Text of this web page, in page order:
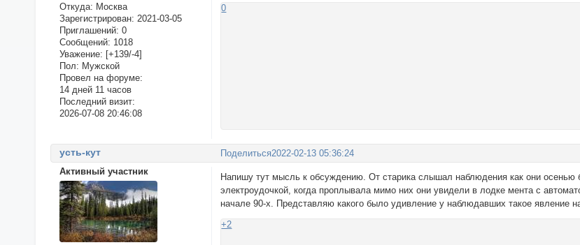
Откуда: Москва
Зарегистрирован: 2021-03-05
Приглашений: 0
Сообщений: 1018
Уважение: [+139/-4]
Пол: Мужской
Провел на форуме:
14 дней 11 часов
Последний визит:
2026-07-08 20:46:08
0
Поделиться2022-02-13 05:36:24
усть-кут
Активный участник
Напишу тут мысль к обсуждению. От старика слышал наблюдения как они
электроудочкой, когда проплывала мимо них они увидели в лодке мента с
начале 90-х. Представляю какого было удивление у наблюдавших такое явление
+2